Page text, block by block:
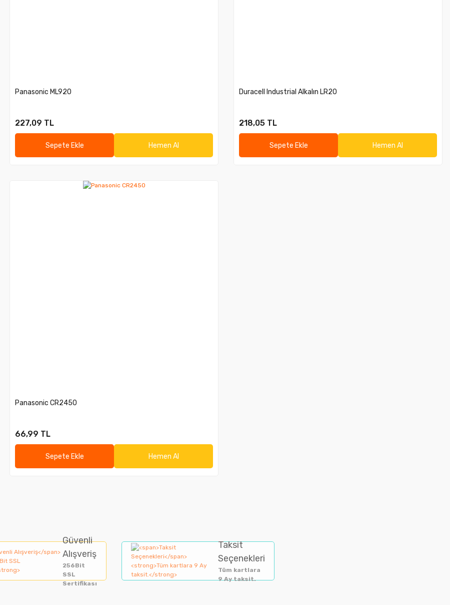
Panasonic ML920
227,09 TL
Sepete Ekle Hemen Al
Duracell Industrial Alkalın LR20
218,05 TL
Sepete Ekle Hemen Al
Panasonic CR2450
66,99 TL
Sepete Ekle Hemen Al
Güvenli
Alışveriş
256Bit
SSL
Sertifikası
Taksit
Seçenekleri
Tüm kartlara
9 Ay taksit.